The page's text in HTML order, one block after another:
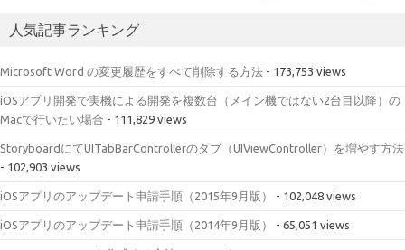
人気記事ランキング
Microsoft Word の変更履歴をすべて削除する方法 - 173,753 views
iOSアプリ開発で実機による開発を複数台（メイン機ではない2台目以降）の
Macで行いたい場合 - 111,829 views
StoryboardにてUITabBarControllerのタブ（UIViewController）を増やす方法
- 102,903 views
iOSアプリのアップデート申請手順（2015年9月版） - 102,048 views
iOSアプリのアップデート申請手順（2014年9月版） - 65,051 views